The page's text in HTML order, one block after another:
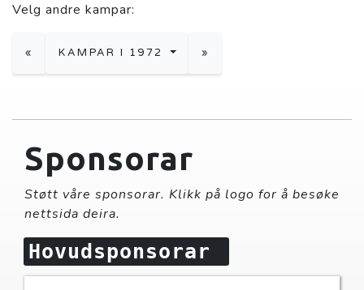
Velg andre kampar:
« KAMPAR I 1972 »
Sponsorar
Støtt våre sponsorar. Klikk på logo for å besøke
nettsida deira.
Hovudsponsorar